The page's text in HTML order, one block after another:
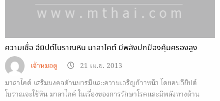
ความเชื่อ อียิปต์โบราณหิน มาลาไคต์ มีพลังปกป้องคุ้มครองสูง
เจ้าหมอดู
21 เม.ย. 2013
มาลาไคต์ เสริมมงคลด้านบารมีและความเจริญก้าวหน้า โดยคนอียิปต์
โบราณจะใช้หิน มาลาไคต์ ในเรื่องของการรักษาโรคและมีพลังทางด้าน